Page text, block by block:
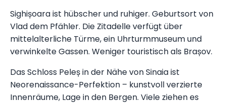
Sighișoara ist hübscher und ruhiger. Geburtsort von
Vlad dem Pfähler. Die Zitadelle verfügt über
mittelalterliche Türme, ein Uhrturmmuseum und
verwinkelte Gassen. Weniger touristisch als Brașov.
Das Schloss Peleș in der Nähe von Sinaia ist
Neorenaissance-Perfektion – kunstvoll verzierte
Innenräume, Lage in den Bergen. Viele ziehen es